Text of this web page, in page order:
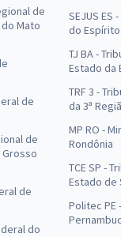
de
Mato
de
de
de
do
SEJUS ES
do
TJ BA -
Estado da
TRF 3 -
da 3ª
MP RO -
Rondônia
TCE SP -
Estado de
Politec PE